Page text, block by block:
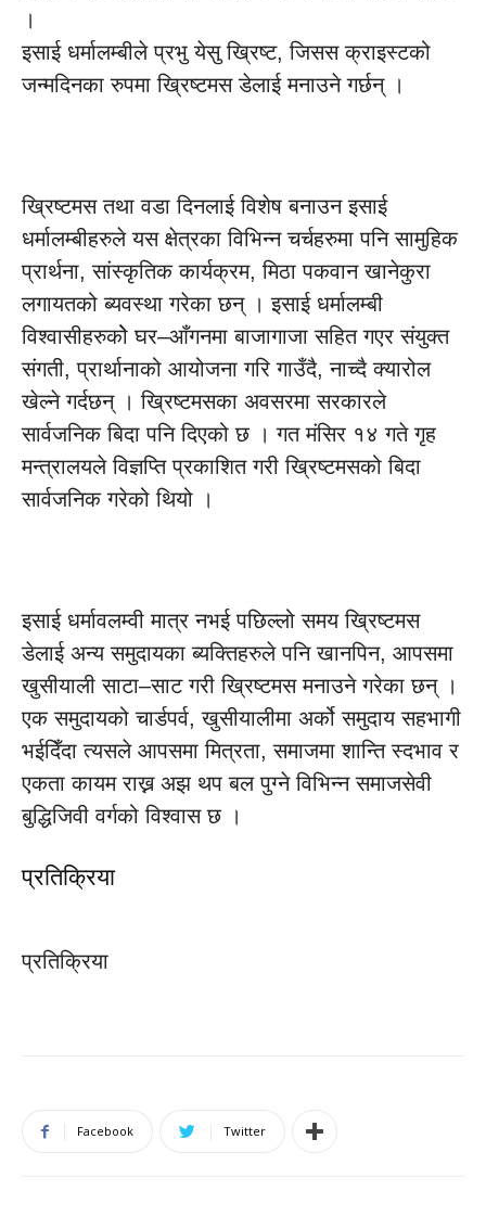
।
इसाई धर्मालम्बीले प्रभु येसु ख्रिष्ट, जिसस क्राइस्टको
जन्मदिनका रुपमा ख्रिष्टमस डेलाई मनाउने गर्छन् ।
ख्रिष्टमस तथा वडा दिनलाई विशेष बनाउन इसाई
धर्मालम्बीहरुले यस क्षेत्रका विभिन्न चर्चहरुमा पनि सामुहिक
प्रार्थना, सांस्कृतिक कार्यक्रम, मिठा पकवान खानेकुरा
लगायतको ब्यवस्था गरेका छन् । इसाई धर्मालम्बी
विश्वासीहरुकोे घर–आँगनमा बाजागाजा सहित गएर संयुक्त
संगती, प्रार्थानाको आयोजना गरि गाउँदै, नाच्दै क्यारोल
खेल्ने गर्दछन् । ख्रिष्टमसका अवसरमा सरकारले
सार्वजनिक बिदा पनि दिएको छ । गत मंसिर १४ गते गृह
मन्त्रालयले विज्ञप्ति प्रकाशित गरी ख्रिष्टमसको बिदा
सार्वजनिक गरेको थियो ।
इसाई धर्मावलम्वी मात्र नभई पछिल्लो समय ख्रिष्टमस
डेलाई अन्य समुदायका ब्यक्तिहरुले पनि खानपिन, आपसमा
खुसीयाली साटा–साट गरी ख्रिष्टमस मनाउने गरेका छन् ।
एक समुदायको चार्डपर्व, खुसीयालीमा अर्को समुदाय सहभागी
भईदिँदा त्यसले आपसमा मित्रता, समाजमा शान्ति स्दभाव र
एकता कायम राख्न अझ थप बल पुग्ने विभिन्न समाजसेवी
बुद्धिजिवी वर्गको विश्वास छ ।
प्रतिक्रिया
प्रतिक्रिया
Facebook Twitter